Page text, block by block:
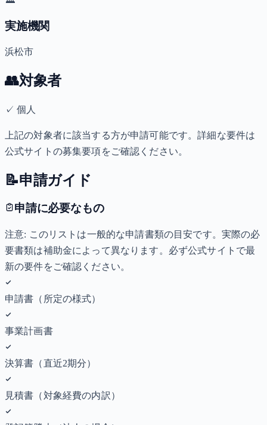
実施機関
浜松市
👥対象者
✓個人
上記の対象者に該当する方が申請可能です。詳細な要件は
公式サイトの募集要項をご確認ください。
📝申請ガイド
申請に必要なもの
注意: このリストは一般的な申請書類の目安です。実際の必
要書類は補助金によって異なります。必ず公式サイトで最
新の要件をご確認ください。
申請書（所定の様式）
事業計画書
決算書（直近2期分）
見積書（対象経費の内訳）